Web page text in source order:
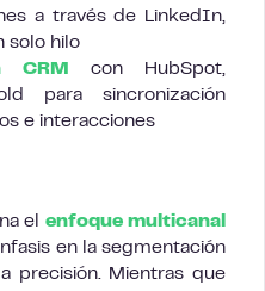
a través de LinkedIn,
solo hilo
CRM
con HubSpot,
para sincronización
e interacciones
el enfoque multicanal
en la segmentación
precisión. Mientras que